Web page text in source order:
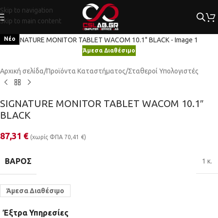
Skip to navigation
Skip to main content
Νέο
Κλικ για μεγέθυνση
Άμεσα Διαθέσιμο
Αρχική σελίδα/Προϊόντα Καταστήματος/Σταθεροί Υπολογιστές
SIGNATURE MONITOR TABLET WACOM 10.1″
BLACK
87,31 € (χωρίς ΦΠΑ 70,41 €)
ΒΆΡΟΣ 1 κ.
Άμεσα Διαθέσιμο
Έξτρα Υπηρεσίες